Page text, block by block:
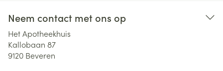
Neem contact met ons op
Het Apotheekhuis
Kallobaan 87
9120 Beveren